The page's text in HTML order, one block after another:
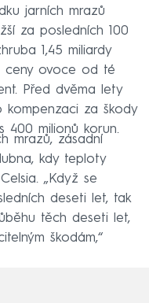
jarních mrazů
za posledních 100
1,45 miliardy
ceny ovoce od té
Před dvěma lety
kompenzaci za škody
400 milionů korun.
mrazů, zásadní
kdy teploty
„Když se
deseti let, tak
těch deseti let,
škodám,“